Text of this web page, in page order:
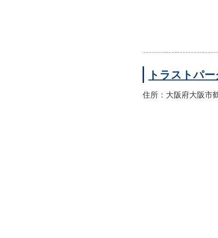
トラストパ
住所：大阪府大阪市